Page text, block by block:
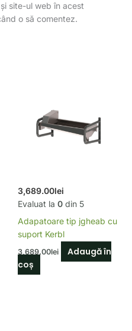
site-ul web în acest
o să comentez.
3,689.00lei
Evaluat la 0 din 5
Adapatoare tip jgheab cu
suport Kerbl
3,689.00lei
Adaugă în
coș